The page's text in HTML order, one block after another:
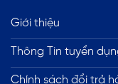
Giới thiệu
Thông Tin tuyển
Chính sách đổi trả